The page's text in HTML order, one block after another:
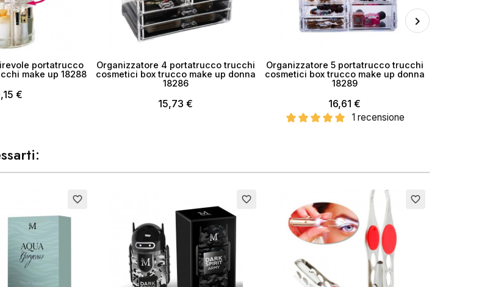
portatrucco
make up 18288
€
Organizzatore 4 portatrucco trucchi
cosmetici box trucco make up donna
18286
15,73 €
Organizzatore 5 portatrucco trucchi
cosmetici box trucco make up donna
18289
16,61 €
1 recensione
favorite_border favorite_border favorite_border